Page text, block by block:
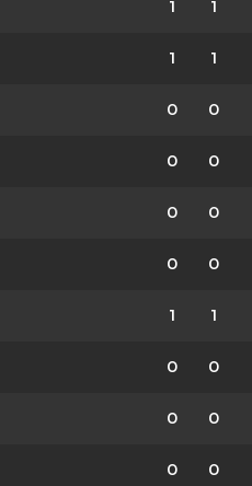
1 1
1 1
0 0
0 0
0 0
0 0
1 1
0 0
0 0
0 0